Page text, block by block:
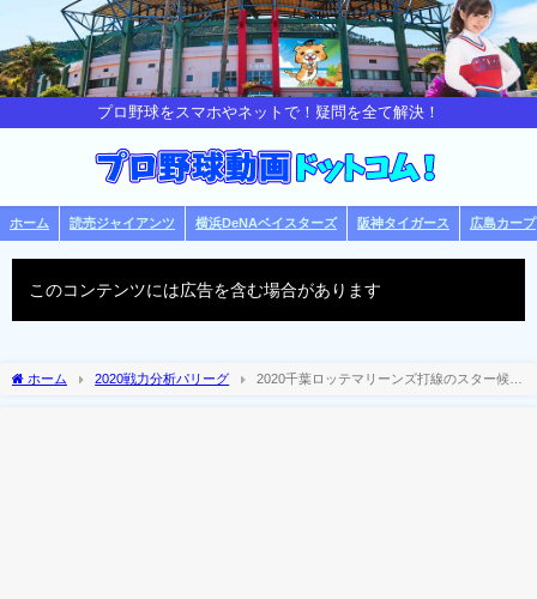
プロ野球をスマホやネットで！疑問を全て解決！
ホーム 読売ジャイアンツ 横浜DeNAベイスターズ 阪神タイガース 広島カープ
このコンテンツには広告を含む場合があります
ホーム 2020戦力分析パリーグ
2020千葉ロッテマリーンズ打線のスター候補